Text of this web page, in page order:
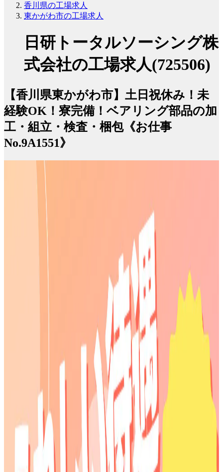
香川県の工場求人
東かがわ市の工場求人
日研トータルソーシング株
式会社の工場求人(725506)
【香川県東かがわ市】土日祝休み！未
経験OK！寮完備！ベアリング部品の加
工・組立・検査・梱包《お仕事
No.9A1551》